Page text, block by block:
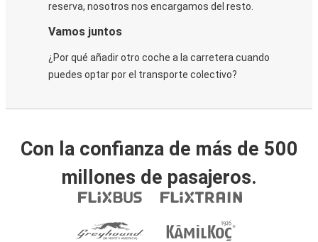
reserva, nosotros nos encargamos del resto.
Vamos juntos
¿Por qué añadir otro coche a la carretera cuando
puedes optar por el transporte colectivo?
Con la confianza de más de 500
millones de pasajeros.